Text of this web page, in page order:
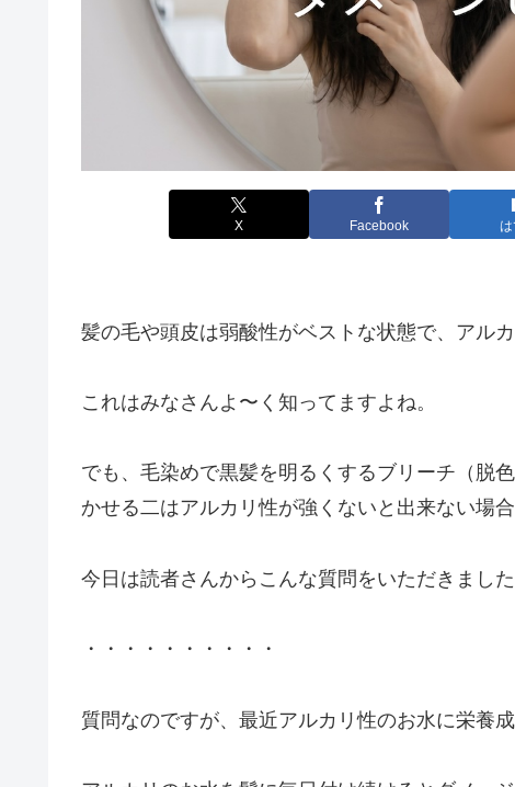
X Facebook
髪の毛や頭皮は弱酸性がベストな状態で、アル
これはみなさんよ〜く知ってますよね。
でも、毛染めで黒髪を明るくするブリーチ（脱
かせる二はアルカリ性が強くないと出来ない場
今日は読者さんからこんな質問をいただきました
・・・・・・・・・・
質問なのですが、最近アルカリ性のお水に栄養